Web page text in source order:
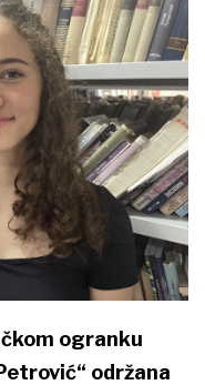
ogranku
održana